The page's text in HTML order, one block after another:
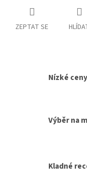
ZEPTAT SE
Nízké ceny
Výběr na
Kladné